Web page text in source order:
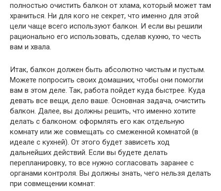
полностью очистить балкон от хлама, который может там
храниться. Ни для кого не секрет, что именно для этой
цели чаще всего используют балкон. И если вы решили
рационально его использовать, сделав кухню, то честь
вам и хвала.
Итак, балкон должен быть абсолютно чистым и пустым.
Можете попросить своих домашних, чтобы они помогли
вам в этом деле. Так, работа пойдет куда быстрее. Куда
девать все вещи, дело ваше. Основная задача, очистить
балкон. Далее, вы должны решить, что именно хотите
делать с балконом: оформлять его как отдельную
комнату или же совмещать со смеженной комнатой (в
идеале с кухней). От этого будет зависеть ход
дальнейших действий. Если вы будете делать
перепланировку, то все нужно согласовать заранее с
органами контроля. Вы должны знать, чего нельзя делать
при совмещении комнат: